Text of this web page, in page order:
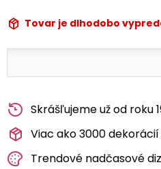
Tovar je dlhodobo
Skrášľujeme už od roku
Viac ako 3000
Trendové nadčasové